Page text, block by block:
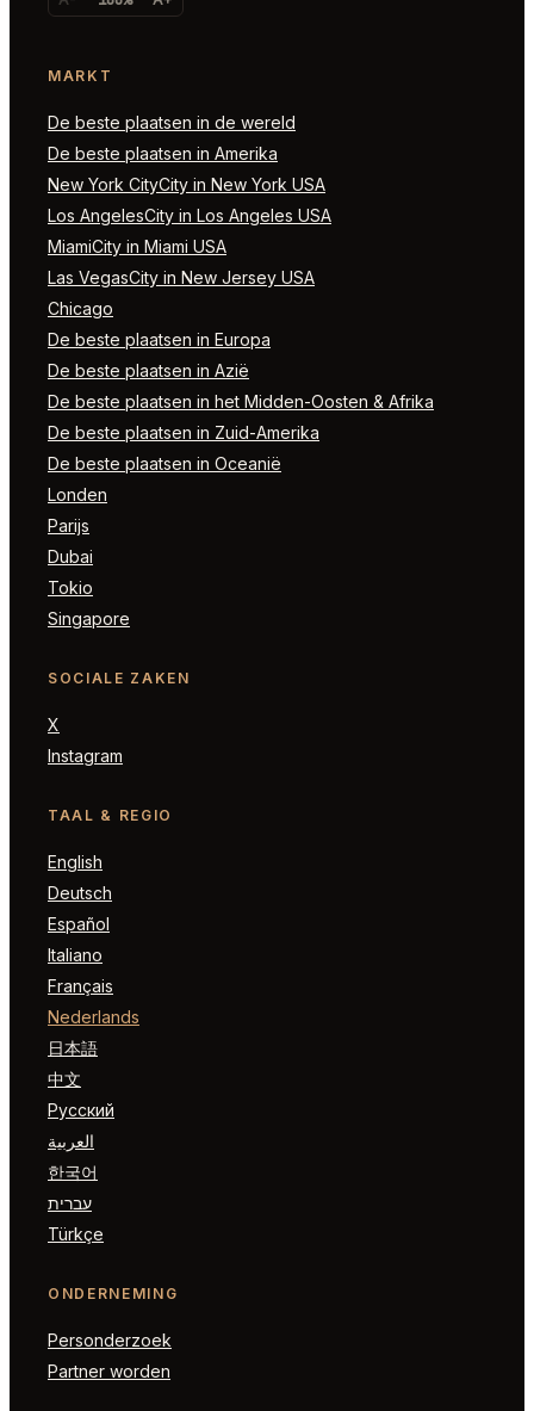
MARKT
De beste plaatsen in de wereld
De beste plaatsen in Amerika
New York CityCity in New York USA
Los AngelesCity in Los Angeles USA
MiamiCity in Miami USA
Las VegasCity in New Jersey USA
Chicago
De beste plaatsen in Europa
De beste plaatsen in Azië
De beste plaatsen in het Midden-Oosten & Afrika
De beste plaatsen in Zuid-Amerika
De beste plaatsen in Oceanië
Londen
Parijs
Dubai
Tokio
Singapore
SOCIALE ZAKEN
X
Instagram
TAAL & REGIO
English
Deutsch
Español
Italiano
Français
Nederlands
日本語
中文
Русский
العربية
한국어
עברית
Türkçe
ONDERNEMING
Personderzoek
Partner worden